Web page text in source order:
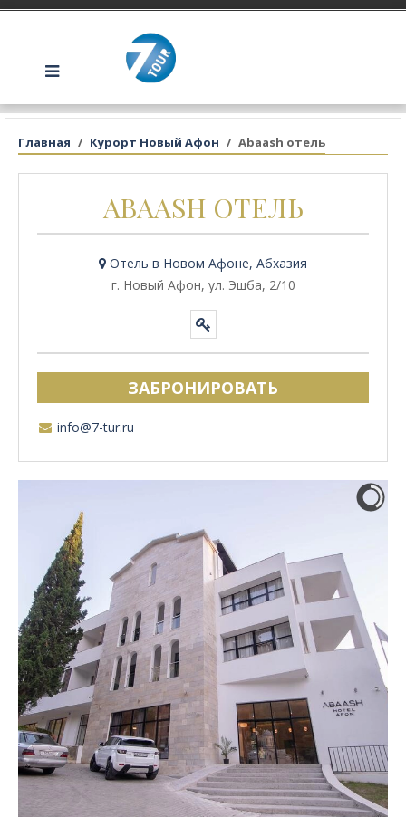
Главная Курорт Новый Афон Abaash отель
ABAASH ОТЕЛЬ
Отель в Новом Афоне, Абхазия
г. Новый Афон, ул. Эшба, 2/10
ЗАБРОНИРОВАТЬ
info@7-tur.ru